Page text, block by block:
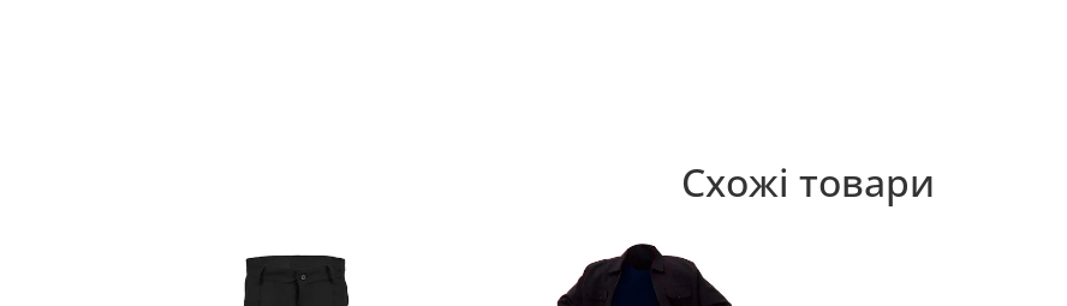
Схожі товари